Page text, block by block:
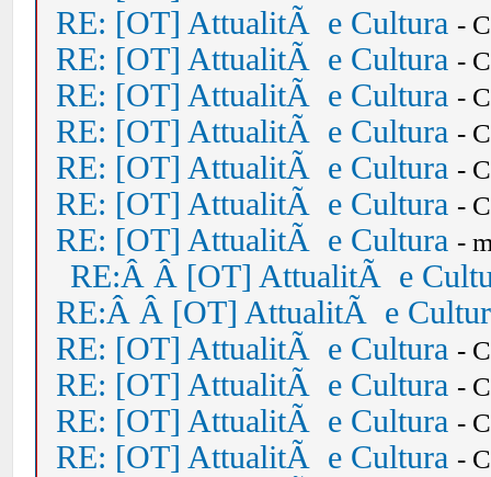
RE: [OT] AttualitÃ e Cultura -
RE: [OT] AttualitÃ e Cultura -
RE: [OT] AttualitÃ e Cultura -
RE: [OT] AttualitÃ e Cultura -
RE: [OT] AttualitÃ e Cultura -
RE: [OT] AttualitÃ e Cultura -
RE: [OT] AttualitÃ e Cultura -
RE:Â Â [OT] AttualitÃ e
RE:Â Â [OT] AttualitÃ e
RE: [OT] AttualitÃ e Cultura -
RE: [OT] AttualitÃ e Cultura -
RE: [OT] AttualitÃ e Cultura -
RE: [OT] AttualitÃ e Cultura -